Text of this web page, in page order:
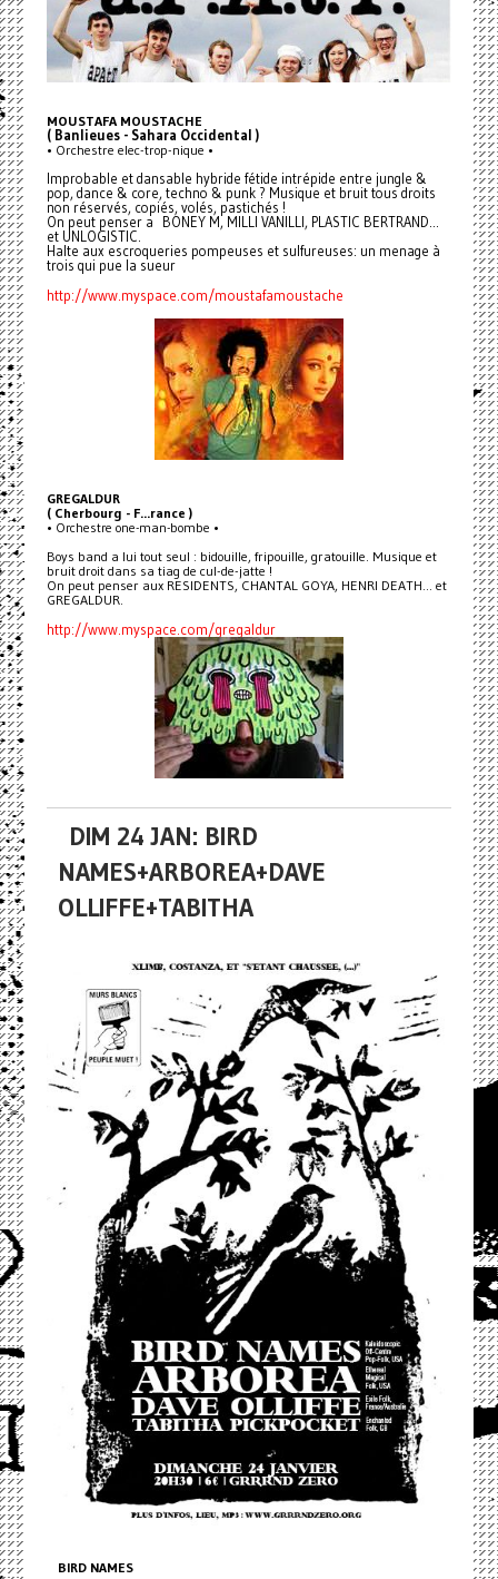
MOUSTAFA MOUSTACHE
( Banlieues - Sahara Occidental )
• Orchestre elec-trop-nique •
Improbable et dansable hybride fétide intrépide entre jungle &
pop, dance & core, techno & punk ? Musique et bruit tous droits
non réservés, copiés, volés, pastichés !
On peut penser a BONEY M, MILLI VANILLI, PLASTIC BERTRAND...
et UNLOGISTIC.
Halte aux escroqueries pompeuses et sulfureuses: un menage à
trois qui pue la sueur
http://www.myspace.com/moustafamoustache
GREGALDUR
( Cherbourg - F...rance )
• Orchestre one-man-bombe •
Boys band a lui tout seul : bidouille, fripouille, gratouille. Musique et
bruit droit dans sa tiag de cul-de-jatte !
On peut penser aux RESIDENTS, CHANTAL GOYA, HENRI DEATH... et
GREGALDUR.
http://www.myspace.com/gregaldur
DIM 24 JAN: BIRD
NAMES+ARBOREA+DAVE
OLLIFFE+TABITHA
BIRD NAMES